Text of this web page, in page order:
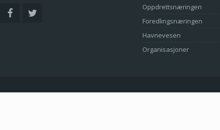
Oppdrettsnæringen
Foredlingsnæringen
Havnevesen
Organisasjoner